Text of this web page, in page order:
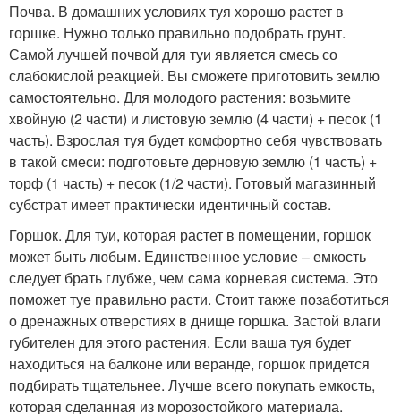
Почва. В домашних условиях туя хорошо растет в
горшке. Нужно только правильно подобрать грунт.
Самой лучшей почвой для туи является смесь со
слабокислой реакцией. Вы сможете приготовить землю
самостоятельно. Для молодого растения: возьмите
хвойную (2 части) и листовую землю (4 части) + песок (1
часть). Взрослая туя будет комфортно себя чувствовать
в такой смеси: подготовьте дерновую землю (1 часть) +
торф (1 часть) + песок (1/2 части). Готовый магазинный
субстрат имеет практически идентичный состав.
Горшок. Для туи, которая растет в помещении, горшок
может быть любым. Единственное условие – емкость
следует брать глубже, чем сама корневая система. Это
поможет туе правильно расти. Стоит также позаботиться
о дренажных отверстиях в днище горшка. Застой влаги
губителен для этого растения. Если ваша туя будет
находиться на балконе или веранде, горшок придется
подбирать тщательнее. Лучше всего покупать емкость,
которая сделанная из морозостойкого материала.